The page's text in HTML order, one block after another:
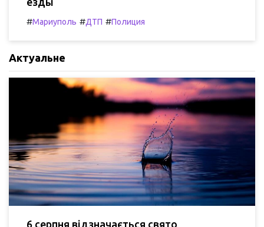
#Мариуполь #ДТП #Полиция
Актуальне
6 серпня відзначається свято